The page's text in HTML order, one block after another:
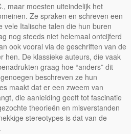
maar moesten uiteindelijk het
Ze spraken en schreven een
vele Italische talen die hun buren
nog steeds niet helemaal ontcijferd
ook vooral via de geschriften van de
hen. De klassieke auteurs, die vaak
graag hoe “anders” dit
beschreven ze hun
maakt dat er een zweem van
die aanleiding geeft tot fascinatie
theorieën en misverstanden
stereotypes is dat van de